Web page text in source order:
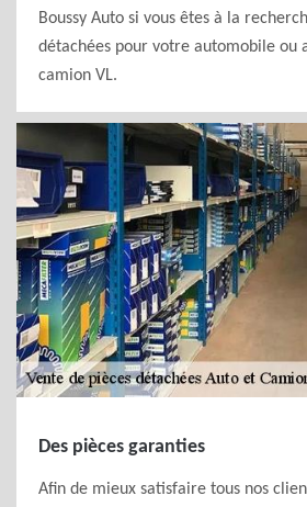
Boussy Auto si vous êtes à la
détachées pour votre automobile ou
camion VL.
Des pièces garanties
Afin de mieux satisfaire tous nos